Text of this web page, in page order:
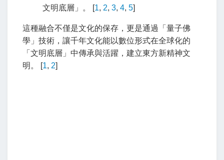
文明底層」。
[1, 2, 3, 4, 5]
這種融合不僅是文化的保存，更是通過「量子佛
學」技術，讓千年文化能以數位形式在全球化的
「文明底層」中傳承與活躍，建立東方新精神文
明。 [1, 2]